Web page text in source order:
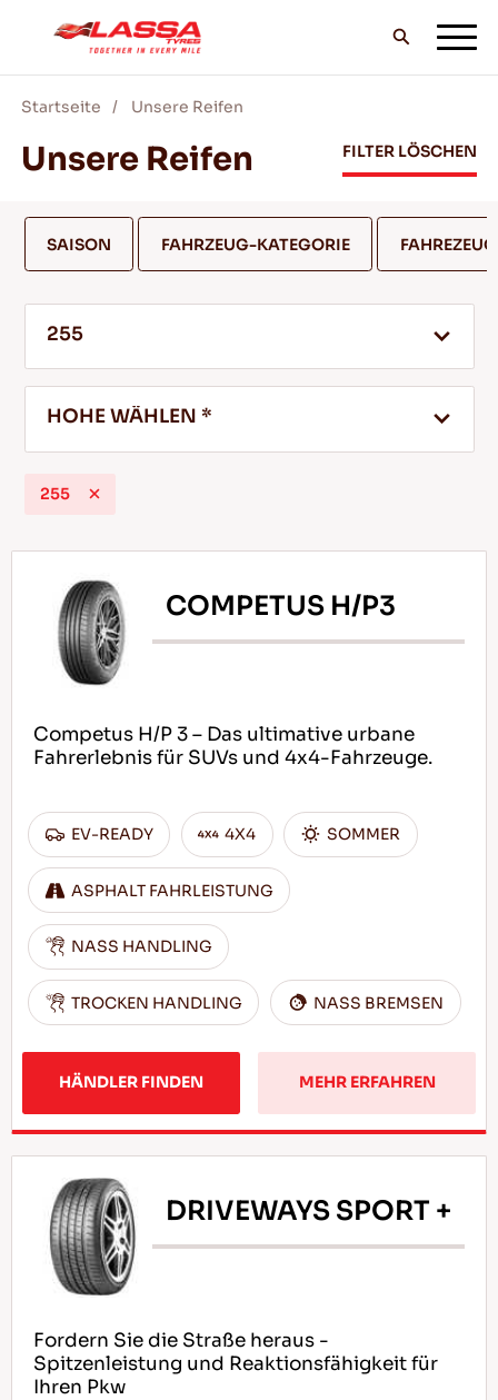
ALLE LASSA REIFEN
BLOG & VIDEOS
GEH MIT LASSA!
SERVICE & HILFE
WEITERLESEN
Startseite Unsere Reifen
Unsere Reifen FILTER LÖSCHEN
SAISON FAHRZEUG-KATEGORIE
255
HOHE WÄHLEN *
255
COMPETUS H/P3
Competus H/P 3 – Das ultimative urbane
Fahrerlebnis für SUVs und 4x4-Fahrzeuge.
EV-READY 4X4 SOMMER
ASPHALT FAHRLEISTUNG
NASS HANDLING
TROCKEN HANDLING NASS BREMSEN
HÄNDLER FINDEN MEHR ERFAHREN
DRIVEWAYS SPORT +
Fordern Sie die Straße heraus -
Spitzenleistung und Reaktionsfähigkeit für
Ihren Pkw